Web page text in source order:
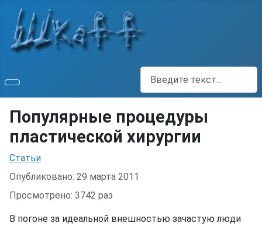
Поиск
Популярные процедуры
пластической хирургии
Информация о материале
Статьи
Опубликовано: 29 марта 2011
Просмотрено: 3742 раз
В погоне за идеальной внешностью зачастую люди